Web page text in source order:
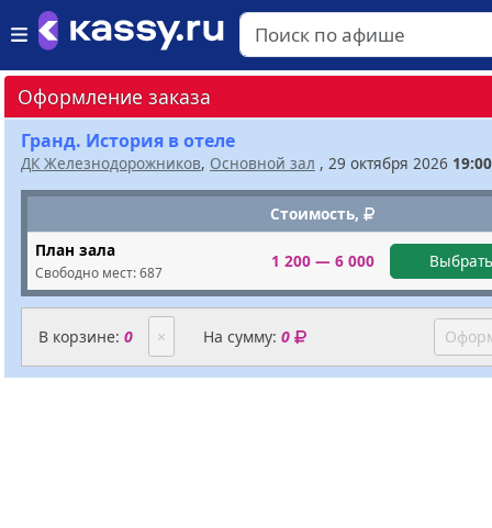
Оформление заказа
Гранд. История в отеле
ДК Железнодорожников, Основной зал , 29 октября 2026 19:00
Стоимость,
План зала
Свободно мест:687
1 200 — 6 000
В корзине: 0 × На сумму:0